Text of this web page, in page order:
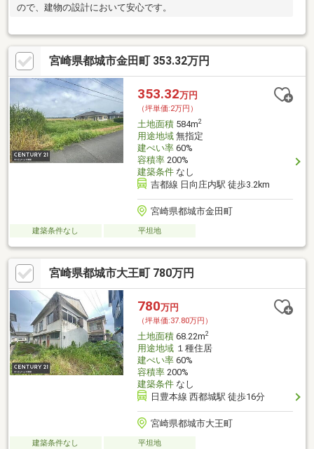
ので、建物の設計において安心です。
宮崎県都城市金田町 353.32万円
353.32万円
（坪単価:2万円）
土地面積584m2
用途地域無指定
建ぺい率60%
容積率200%
建築条件なし
吉都線 日向庄内駅 徒歩3.2km
宮崎県都城市金田町
建築条件なし 平坦地
宮崎県都城市大王町 780万円
780万円
（坪単価:37.80万円）
土地面積68.22m2
用途地域１種住居
建ぺい率60%
容積率200%
建築条件なし
日豊本線 西都城駅 徒歩16分
宮崎県都城市大王町
建築条件なし 平坦地